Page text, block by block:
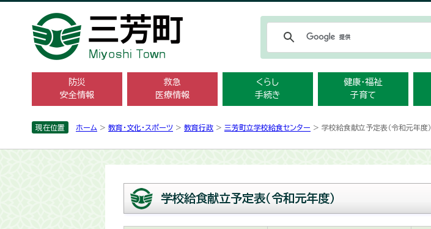
防災
安全情報
救急
医療情報
くらし
手続き
健康・福祉
子育て
現在位置 ホーム > 教育・文化・スポーツ > 教育行政 > 三芳町立学校給食センター > 学校給食献立予定表（令和元年度）
学校給食献立予定表（令和元年度）